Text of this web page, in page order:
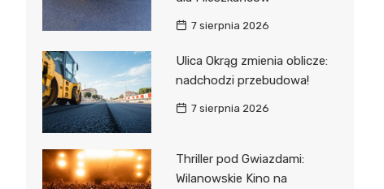
7 sierpnia 2026
Ulica Okrąg zmienia oblicze:
nadchodzi przebudowa!
7 sierpnia 2026
Thriller pod Gwiazdami:
Wilanowskie Kino na